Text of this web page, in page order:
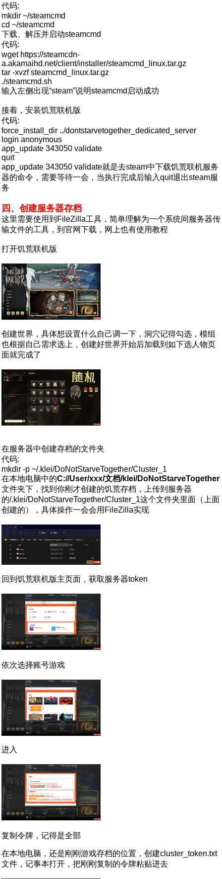
代码:
mkdir ~/steamcmd
cd ~/steamcmd
下载、解压并启动steamcmd
代码:
wget https://steamcdn-
a.akamaihd.net/client/installer/steamcmd_linux.tar.gz
tar -xvzf steamcmd_linux.tar.gz
./steamcmd.sh
输入左侧出现“steam”说明steamcmd启动成功
接着，安装饥荒联机版
代码:
force_install_dir ../dontstarvetogether_dedicated_server
login anonymous
app_update 343050 validate
quit
app_update 343050 validate就是去steam中下载饥荒联机服务
器的命令，需要等待一会，当执行完成后输入quit退出steam服
务
四、创建服务器存档
这里需要使用到FileZilla工具，简单理解为一个系统间服务器传
输文件的工具，到官网下载，网上也有使用教程
打开饥荒联机版
创建世界，具体想设置什么自己调一下，洞穴记得勾选，模组
也根据自己需求选上，创建好世界开始后加载到如下选人物页
面就完成了
在服务器中创建存档的文件夹
代码:
mkdir -p ~/.klei/DoNotStarveTogether/Cluster_1
在本地电脑中的C://User/xxx/文档/klei/DoNotStarveTogether
文件夹下，找到你刚才创建的饥荒存档，上传到服务器
的/.klei/DoNotStarveTogether/Cluster_1这个文件夹里面（上面
创建的），具体操作一会会用FileZilla实现
回到饥荒联机版主页面，获取服务器token
依次选择账号游戏
进入
复制令牌，记得是全部
在本地电脑，还是刚刚游戏存档的位置，创建cluster_token.txt
文件，记事本打开，把刚刚复制的令牌粘贴进去